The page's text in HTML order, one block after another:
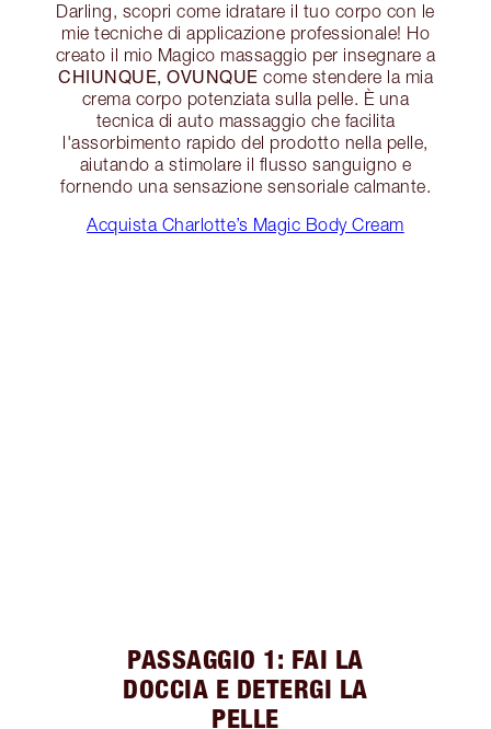
Darling, scopri come idratare il tuo corpo con le
mie tecniche di applicazione professionale! Ho
creato il mio Magico massaggio per insegnare a
CHIUNQUE, OVUNQUE come stendere la mia
crema corpo potenziata sulla pelle. È una
tecnica di auto massaggio che facilita
l'assorbimento rapido del prodotto nella pelle,
aiutando a stimolare il flusso sanguigno e
fornendo una sensazione sensoriale calmante.
Acquista Charlotte’s Magic Body Cream
PASSAGGIO 1: FAI LA
DOCCIA E DETERGI LA
PELLE